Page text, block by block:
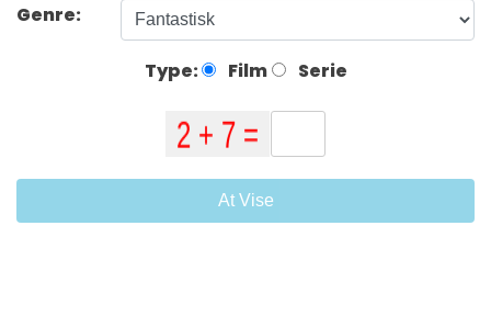
Genre:
Type: Film Serie
At Vise